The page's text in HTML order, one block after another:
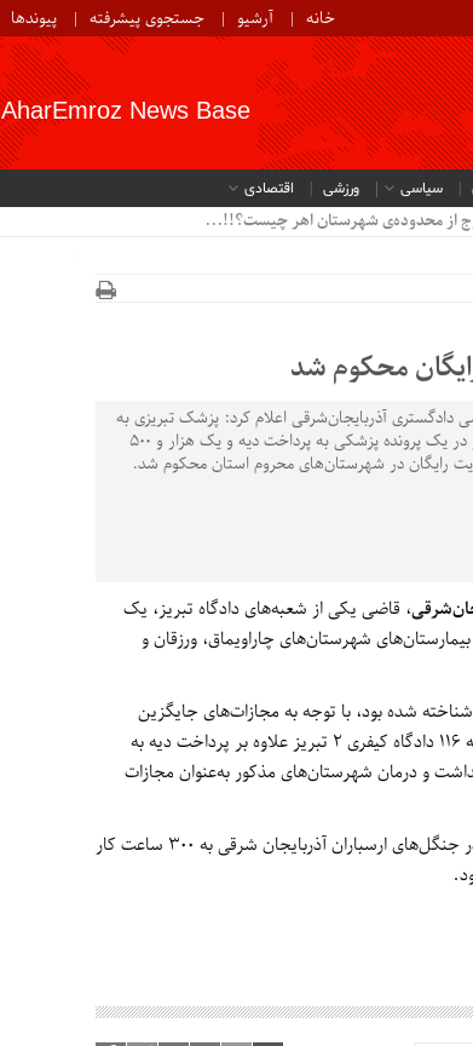
خانه آرشیو جستجوی پیشرفته پیوندها
AharEmroz News Base
سیاسی ورزشی اقتصادی
از محدوده‌ی شهرستان اهر چیست؟!!...
دادگستری آذربایجان‌شرقی اعلام کرد: پزشک تبریزی به
جرم قصور در یک پرونده پزشکی به پرداخت دیه و یک هزار و ۵۰۰
رایگان در شهرستان‌های محروم استان محکوم شد.
، قاضی یکی از شعبه‌های دادگاه تبریز، یک
شهرستان‌های چاراویماق، ورزقان و
شده بود، با توجه به مجازات‌های جایگزین
حبس، از سوی قاضی حسین محمدزاده آلمالو، رییس شعبه 116 دادگاه کیفری 2 تبریز علاوه بر پرداخت دیه به
و درمان شهرستان‌های مذکور به‌عنوان مجازات
پیش از این نیز یک شکارچی شوکا‌، گونه کمیاب حیوانی، در جنگل‌های ارسباران آذربایجان شرقی به 300 ساعت کار